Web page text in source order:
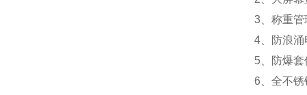
3 、称重
4 、防浪
5 、防爆
6 、全不